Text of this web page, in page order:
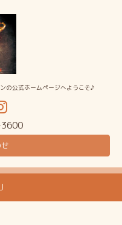
の公式ホームページへようこそ♪